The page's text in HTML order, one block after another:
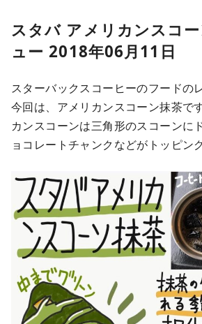
スタバ アメリカンスコ
ュー 2018年06月11日
スターバックスコーヒーのフードの
今回は、アメリカンスコーン抹茶で
カンスコーンは三角形のスコーンに
ョコレートチャンクなどがトッピン